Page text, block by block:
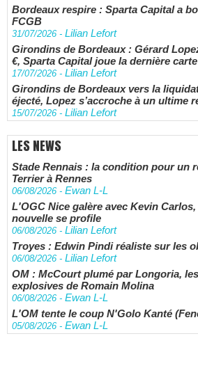
Bordeaux respire : Sparta Capital a
FCGB
31/07/2026 - Lilian Lefort
Girondins de Bordeaux : Gérard
€, Sparta Capital joue la dernière carte
17/07/2026 - Lilian Lefort
Girondins de Bordeaux vers la
éjecté, Lopez s’accroche à un ultime
15/07/2026 - Lilian Lefort
LES NEWS
Stade Rennais : la condition pour un
Terrier à Rennes
06/08/2026 - Ewan L-L
L'OGC Nice galère avec Kevin
nouvelle se profile
06/08/2026 - Lilian Lefort
Troyes : Edwin Pindi réaliste sur les
06/08/2026 - Lilian Lefort
OM : McCourt plumé par Longoria,
explosives de Romain Molina
06/08/2026 - Ewan L-L
L'OM tente le coup N'Golo Kanté
05/08/2026 - Ewan L-L